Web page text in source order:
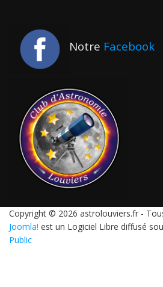
Notre Facebook
Copyright © 2026 astrolouviers.fr -
Joomla! est un Logiciel Libre diffusé
Public